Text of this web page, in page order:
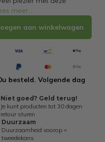
meer...
aan winkelwagen
besteld. Volgende dag
Niet goed? Geld terug!
Je kunt producten tot 30 dagen
retour sturen
Duurzaam
Duurzaamheid voorop =
tweedekans